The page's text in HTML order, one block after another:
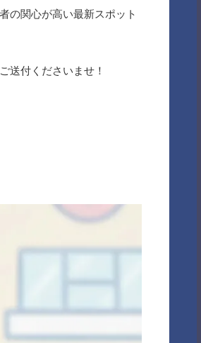
の関心が高い最新スポット
送付くださいませ！